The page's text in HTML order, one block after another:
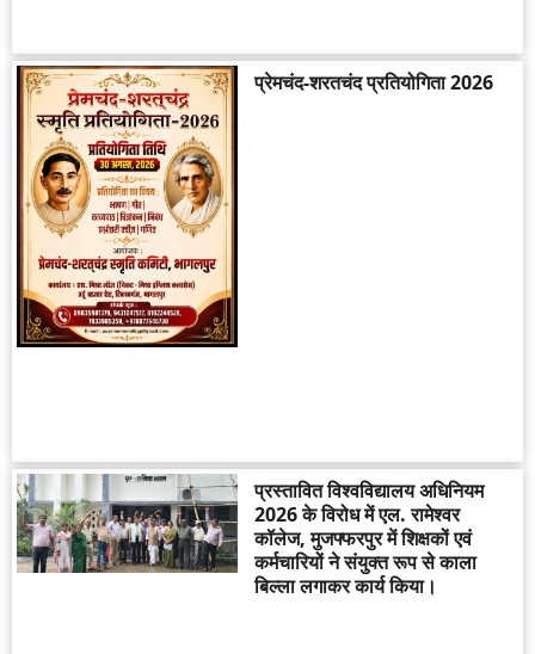
प्रेमचंद-शरतचंद प्रतियोगिता 2026
प्रस्तावित विश्वविद्यालय अधिनियम
2026 के विरोध में एल. रामेश्वर
कॉलेज, मुजफ्फरपुर में शिक्षकों एवं
कर्मचारियों ने संयुक्त रूप से काला
बिल्ला लगाकर कार्य किया।